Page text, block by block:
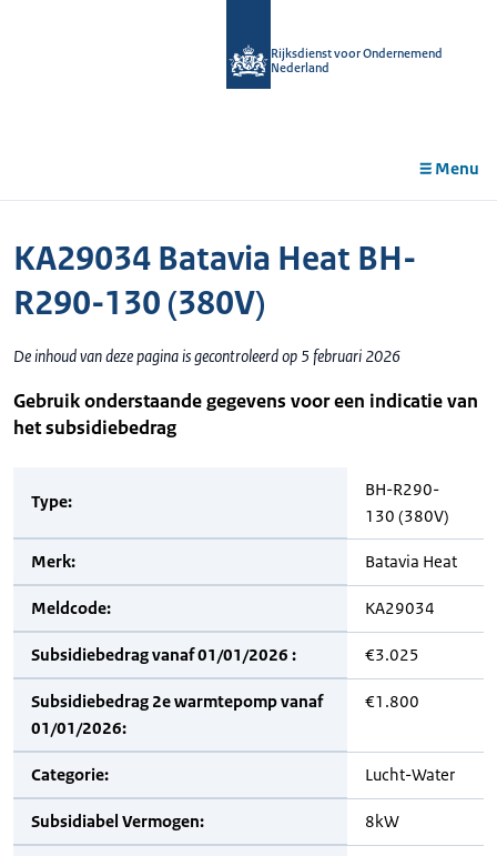
Rijksdienst voor Ondernemend
Nederland
Menu
KA29034 Batavia Heat BH-
R290-130 (380V)
De inhoud van deze pagina is gecontroleerd op 5 februari 2026
Gebruik onderstaande gegevens voor een indicatie van
het subsidiebedrag
Type:
BH-R290-
130 (380V)
Merk: Batavia Heat
Meldcode: KA29034
Subsidiebedrag vanaf 01/01/2026 : €3.025
Subsidiebedrag 2e warmtepomp vanaf
01/01/2026:
€1.800
Categorie: Lucht-Water
Subsidiabel Vermogen: 8kW